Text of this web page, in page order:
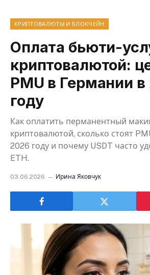
КРИПТОВАЛЮТЫ И БЛОКЧЕЙН
Оплата бьюти-
криптовалютой:
PMU в Германии
году
Как оплатить перманентный
криптовалютой, сколько стоят
2026 году и почему USDT часто
ETH.
03.06.2026 Ирина Яковчук